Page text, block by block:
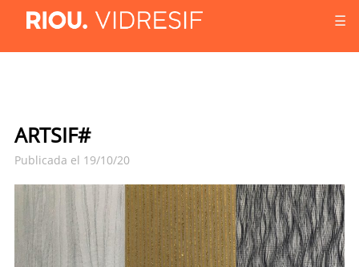
☰
ARTSIF#
Publicada el 19/10/20